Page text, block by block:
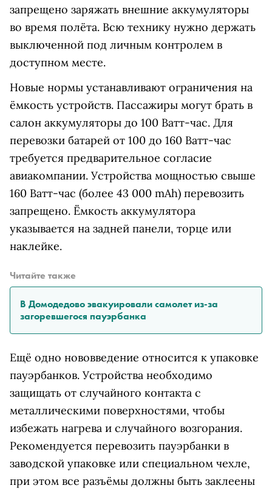
запрещено заряжать внешние аккумуляторы
во время полёта. Всю технику нужно держать
выключенной под личным контролем в
доступном месте.
Новые нормы устанавливают ограничения на
ёмкость устройств. Пассажиры могут брать в
салон аккумуляторы до 100 Ватт-час. Для
перевозки батарей от 100 до 160 Ватт-час
требуется предварительное согласие
авиакомпании. Устройства мощностью свыше
160 Ватт-час (более 43 000 mAh) перевозить
запрещено. Ёмкость аккумулятора
указывается на задней панели, торце или
наклейке.
Читайте также
В Домодедово эвакуировали самолет из-за
загоревшегося пауэрбанка
Ещё одно нововведение относится к упаковке
пауэрбанков. Устройства необходимо
защищать от случайного контакта с
металлическими поверхностями, чтобы
избежать нагрева и случайного возгорания.
Рекомендуется перевозить пауэрбанки в
заводской упаковке или специальном чехле,
при этом все разъёмы должны быть заклеены